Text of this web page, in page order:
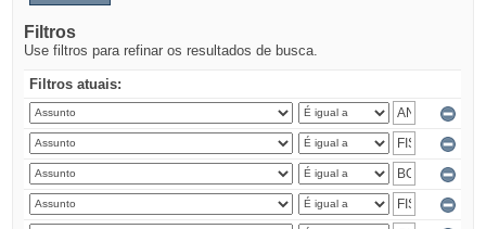
Filtros
Use filtros para refinar os resultados de busca.
Filtros atuais: